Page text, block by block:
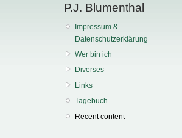
P.J. Blumenthal
Impressum &
Datenschutzerklärung
Wer bin ich
Diverses
Links
Tagebuch
Recent content